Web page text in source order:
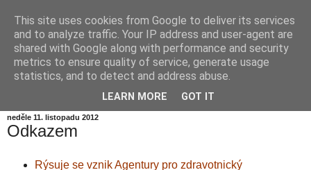
Informační zátiší
Blog Ústavu informatiky Akademie věd České republiky,
neděle 11. listopadu 2012
Odkazem
Rýsuje se vznik Agentury pro zdravotnický
This site uses cookies from Google to deliver its services
and to analyze traffic. Your IP address and user-agent are
shared with Google along with performance and security
metrics to ensure quality of service, generate usage
statistics, and to detect and address abuse.
LEARN MORE GOT IT